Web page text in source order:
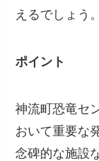
えるでしょう。
ポイント
神流町恐竜セ
おいて重要な
念碑的な施設